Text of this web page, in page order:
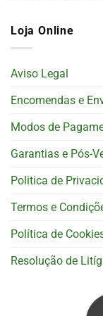
Loja Online
Aviso Legal
Encomendas e
Modos de
Garantias e Pós-
Politica de
Termos e
Política de
Resolução de